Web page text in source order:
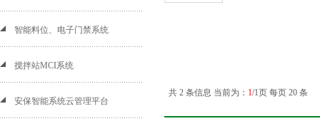
智能料位、电子门禁系统
搅拌站MCI系统
安保智能系统云管理平台
共 2 条信息 当前为： 1/1页 每页 20 条